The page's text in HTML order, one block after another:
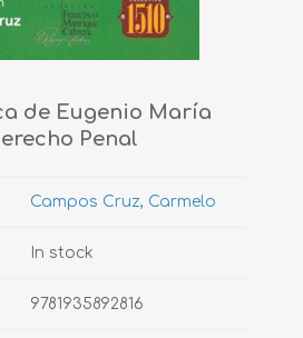
de Eugenio María
Penal
Campos Cruz, Carmelo
In stock
9781935892816